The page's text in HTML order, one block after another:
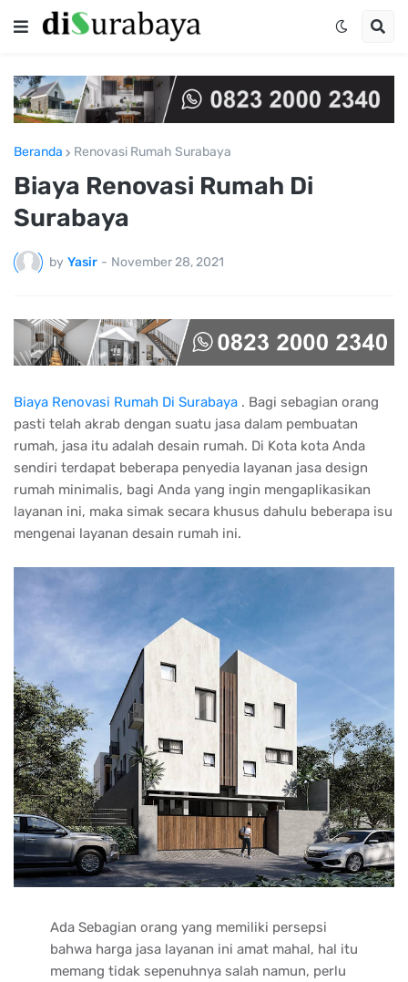
Beranda Renovasi Rumah Surabaya
Biaya Renovasi Rumah Di
Surabaya
by Yasir - November 28, 2021
Biaya Renovasi Rumah Di Surabaya . Bagi sebagian orang
pasti telah akrab dengan suatu jasa dalam pembuatan
rumah, jasa itu adalah desain rumah. Di Kota kota Anda
sendiri terdapat beberapa penyedia layanan jasa design
rumah minimalis, bagi Anda yang ingin mengaplikasikan
layanan ini, maka simak secara khusus dahulu beberapa isu
mengenai layanan desain rumah ini.
Ada Sebagian orang yang memiliki persepsi
bahwa harga jasa layanan ini amat mahal, hal itu
memang tidak sepenuhnya salah namun, perlu